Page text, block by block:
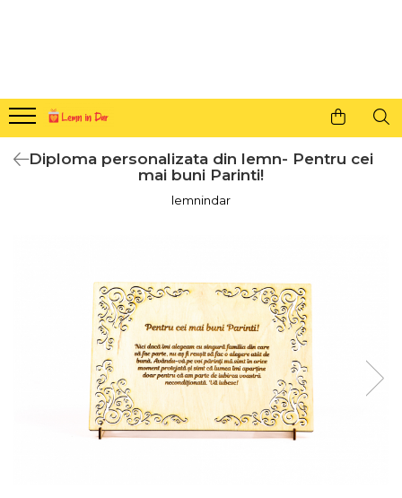
Agende din lemn
Agende 10x10
Semne de carte
Decoratiuni cu peisaje de iarna
Sosete de Craciun
Magneti de Craciun
Jucarii din lemn
Cercei din lemn
Diploma personalizata din lemn- Pentru cei
mai buni Parinti!
lemnindar